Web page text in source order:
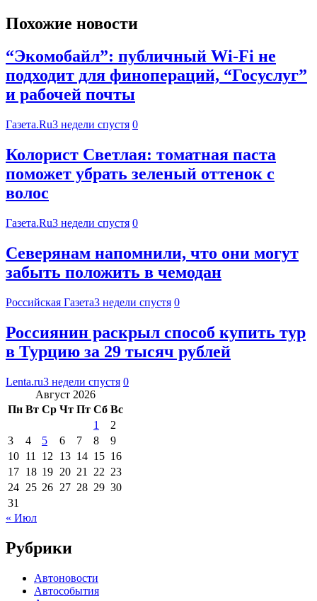
Похожие новости
“Экомобайл”: публичный Wi-Fi не
подходит для финопераций, “Госуслуг”
и рабочей почты
Газета.Ru3 недели спустя 0
Колорист Светлая: томатная паста
поможет убрать зеленый оттенок с
волос
Газета.Ru3 недели спустя 0
Северянам напомнили, что они могут
забыть положить в чемодан
Российская Газета3 недели спустя 0
Россиянин раскрыл способ купить тур
в Турцию за 29 тысяч рублей
Lenta.ru3 недели спустя 0
Август 2026
Пн Вт Ср Чт Пт Сб Вс
1
2
3
4 5 6 7 8
9
10 11 12 13 14 15 16
17 18 19 20 21 22 23
24 25 26 27 28 29 30
31
« Июл
Рубрики
Автоновости
Автособытия